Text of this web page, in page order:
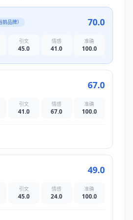
前品牌） 70.0
引文
45.0
情感
41.0
准确
100.0
67.0
引文
41.0
情感
67.0
准确
100.0
49.0
引文
45.0
情感
24.0
准确
100.0